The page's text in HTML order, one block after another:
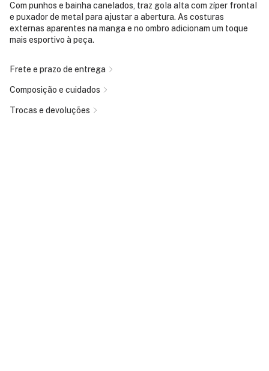
Com punhos e bainha canelados, traz gola alta com zíper frontal
e puxador de metal para ajustar a abertura. As costuras
externas aparentes na manga e no ombro adicionam um toque
mais esportivo à peça.
Frete e prazo de entrega
Composição e cuidados
Trocas e devoluções